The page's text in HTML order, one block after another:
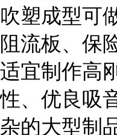
吹塑成型可
阻流板、保
适宜制作高
性、优良吸
杂的大型制